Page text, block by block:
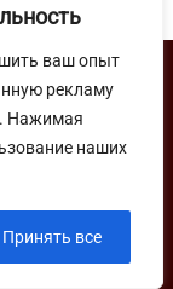
ваш опыт
рекламу
Нажимая
наших
Принять все